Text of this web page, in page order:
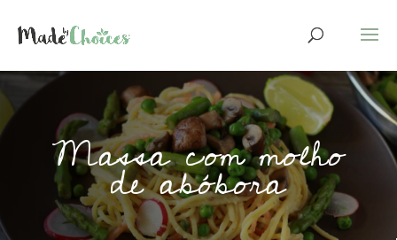
Massa com molho
de abóbora